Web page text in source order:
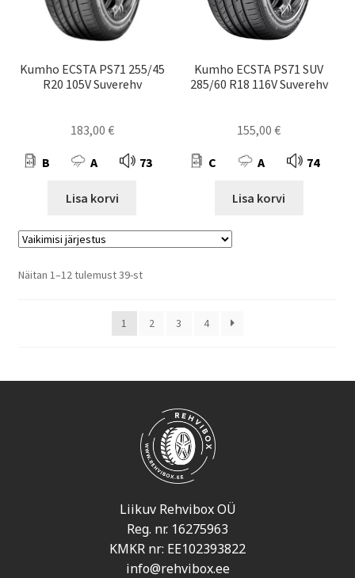
Kumho ECSTA PS71 255/45
R20 105V Suverehv
183,00 €
B A 73
Lisa korvi
Kumho ECSTA PS71 SUV
285/60 R18 116V Suverehv
155,00€
C A 74
Lisa korvi
Näitan 1–12 tulemust 39-st
1 2 3 4
Liikuv Rehvibox OÜ
Reg. nr. 16275963
KMKR nr: EE102393822
info@rehvibox.ee